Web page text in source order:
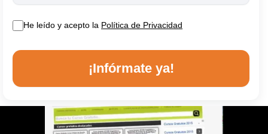
He leído y acepto la Política de Privacidad
¡Infórmate ya!